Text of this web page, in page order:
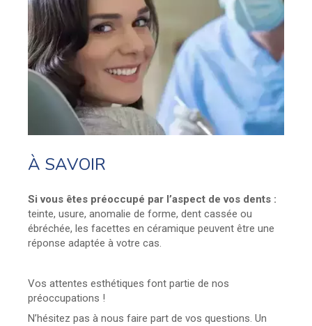
À SAVOIR
Si vous êtes préoccupé par l’aspect de vos dents :
teinte, usure, anomalie de forme, dent cassée ou
ébréchée, les facettes en céramique peuvent être une
réponse adaptée à votre cas.
Vos attentes esthétiques font partie de nos
préoccupations !
N’hésitez pas à nous faire part de vos questions. Un